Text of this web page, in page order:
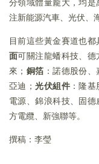
分領域體量龐大，均
注新能源汽車、光伏、
目前這些黃金賽道也
面可關注龍蟠科技、德
來； 銅箔 ：諾德股份、
亞迪； 光伏組件 ：隆
電源、錦浪科技、固德
方電纜、新強聯等。
撰稿：李瑩